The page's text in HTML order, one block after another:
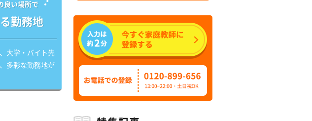
良い場所で
勤務地
大学・バイト先
多彩な勤務地が